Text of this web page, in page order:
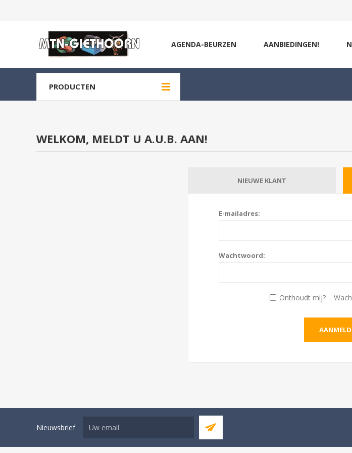
AGENDA-BEURZEN AANBIEDINGEN!
PRODUCTEN
WELKOM, MELDT U A.U.B. AAN!
NIEUWE KLANT
E-mailadres:
Wachtwoord:
Onthoudt mij?
Nieuwsbrief